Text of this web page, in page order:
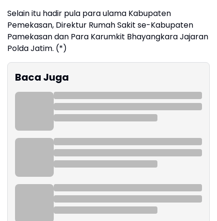
Selain itu hadir pula para ulama Kabupaten
Pemekasan, Direktur Rumah Sakit se-Kabupaten
Pamekasan dan Para Karumkit Bhayangkara Jajaran
Polda Jatim. (*)
Baca Juga